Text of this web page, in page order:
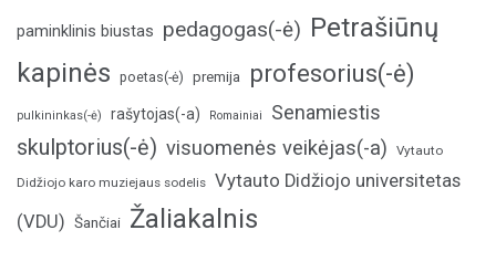
paminklinis biustas pedagogas(-ė) Petrašiūnų
kapinės poetas(-ė) premija profesorius(-ė)
pulkininkas(-ė) rašytojas(-a) Romainiai Senamiestis
skulptorius(-ė) visuomenės veikėjas(-a) Vytauto
Didžiojo karo muziejaus sodelis Vytauto Didžiojo universitetas
(VDU) Šančiai Žaliakalnis